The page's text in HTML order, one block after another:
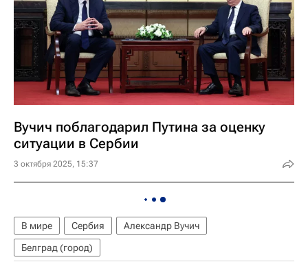
Вучич поблагодарил Путина за оценку
ситуации в Сербии
3 октября 2025, 15:37
В мире Сербия
Александр Вучич
Белград (город)